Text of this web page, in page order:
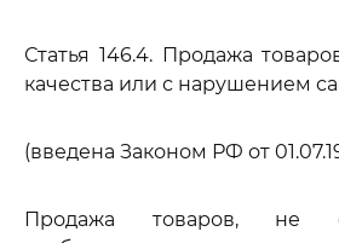
Статья 146.4. Продажа
качества или с нарушением
(введена Законом РФ от
Продажа товаров, не